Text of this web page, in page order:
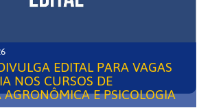
EDITAL PARA VAGAS
NOS CURSOS DE
E PSICOLOGIA